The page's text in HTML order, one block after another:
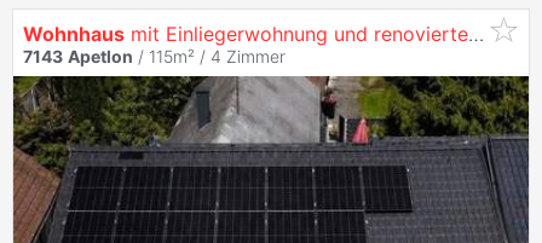
Wohnhaus mit Einliegerwohnung und renoviertem Stadl - Streckhof Charakter mit vielfältigen Nutzungsmöglichkeiten
7143 Apetlon / 115m² / 4 Zimmer